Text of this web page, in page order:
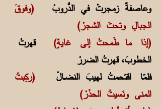
وعاصفةٌ زمجرتْ في الدُّروبْ
(وفوقَ
الجبالِ وتحتَ الشجرْ)
(إذا ما طَمحتُ إلى غايةٍ) قهرتُ
الخطوبَ، قهرتُ الضررْ
فلمّا اقتحمتُ لهيبَ النضــالْ (ركِبتُ
المنى ونَسيتُ الحذَرْ)